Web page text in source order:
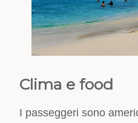
Clima e food
I passeggeri sono